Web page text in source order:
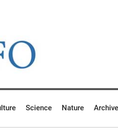
Science Nature